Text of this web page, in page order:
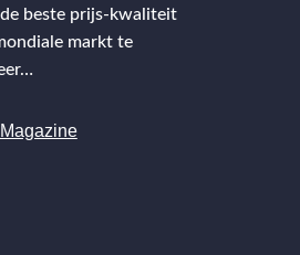
beste prijs-kwaliteit
markt te